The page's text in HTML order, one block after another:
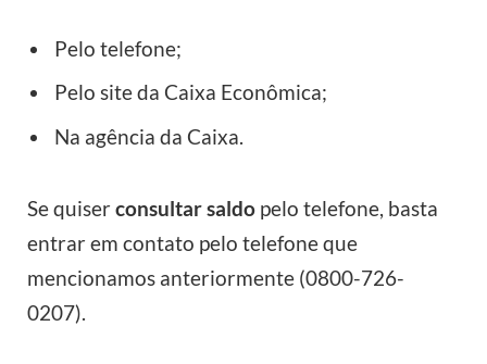
Pelo telefone;
Pelo site da Caixa Econômica;
Na agência da Caixa.
Se quiserconsultar saldo pelo telefone, basta
entrar em contato pelo telefone que
mencionamos anteriormente (0800-726-
0207).